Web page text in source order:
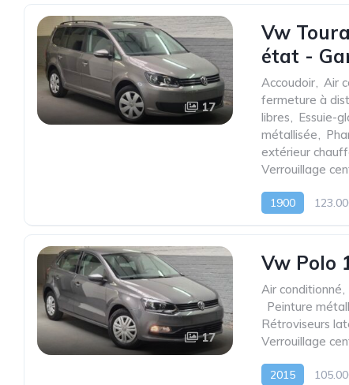
17
Vw
état -
Accoudoir, Air
fermeture à
libres, Essuie-
métallisée,
extérieur
Verrouillage
1900
17
Vw Polo
Air conditionné,
Peinture
Rétroviseurs
Verrouillage
2015